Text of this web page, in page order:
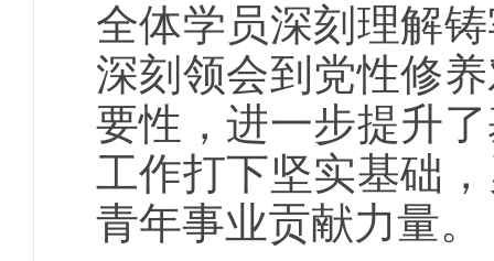
全体学员深刻理解
深刻领会到党性修
要性，进一步提升
工作打下坚实基础
青年事业贡献力量。